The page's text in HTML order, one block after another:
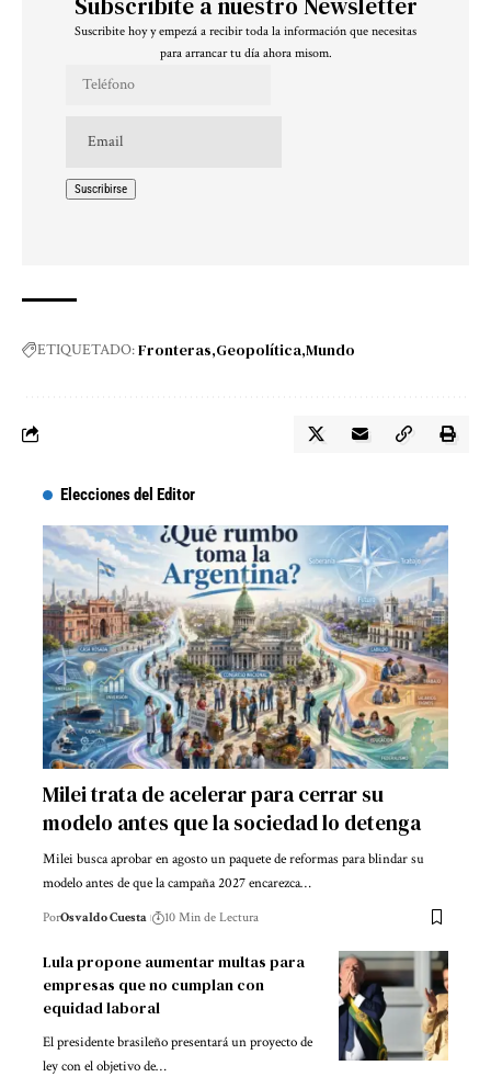
Suscribite hoy y empezá a recibir toda la información que necesitas
para arrancar tu día ahora misom.
ETIQUETADO:Fronteras Geopolítica Mundo
Elecciones del Editor
Milei trata de acelerar para cerrar su
modelo antes que la sociedad lo detenga
Milei busca aprobar en agosto un paquete de reformas para blindar su
modelo antes de que la campaña 2027 encarezca…
PorOsvaldo Cuesta 10 Min de Lectura
Lula propone aumentar multas para
empresas que no cumplan con
equidad laboral
El presidente brasileño presentará un proyecto de
ley con el objetivo de…